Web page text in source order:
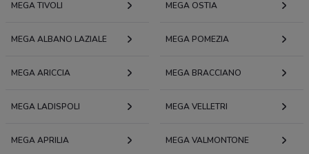
MEGA TIVOLI MEGA OSTIA
MEGA ALBANO LAZIALE MEGA POMEZIA
MEGA ARICCIA MEGA BRACCIANO
MEGA LADISPOLI MEGA VELLETRI
MEGA APRILIA MEGA VALMONTONE